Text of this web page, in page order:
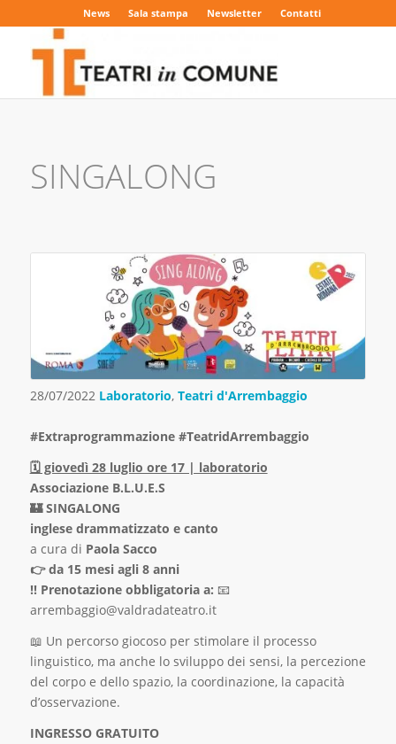
News Sala stampa Newsletter Contatti
SINGALONG
28/07/2022 Laboratorio, Teatri d'Arrembaggio
#Extraprogrammazione #TeatridArrembaggio
🗓 giovedì 28 luglio ore 17 | laboratorio
Associazione B.L.U.E.S
🏰 SINGALONG
inglese drammatizzato e canto
a cura di Paola Sacco
👉 da 15 mesi agli 8 anni
‼ Prenotazione obbligatoria a: 📧
arrembaggio@valdradateatro.it
📖 Un percorso giocoso per stimolare il processo
linguistico, ma anche lo sviluppo dei sensi, la percezione
del corpo e dello spazio, la coordinazione, la capacità
d’osservazione.
INGRESSO GRATUITO